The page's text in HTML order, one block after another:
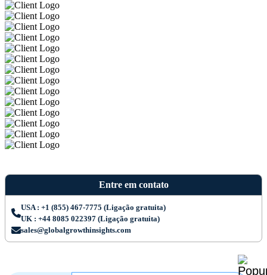
Entre em contato
USA : +1 (855) 467-7775 (Ligação gratuita)
UK : +44 8085 022397 (Ligação gratuita)
sales@globalgrowthinsights.com